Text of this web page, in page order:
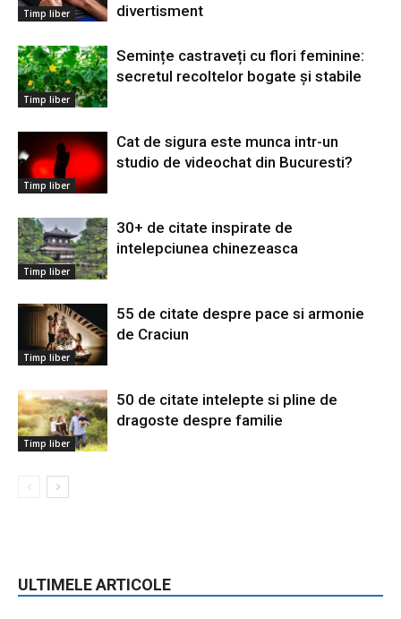
Timp liber
divertisment
Timp liber
Semințe castraveți cu flori feminine:
secretul recoltelor bogate și stabile
Timp liber
Cat de sigura este munca intr-un
studio de videochat din Bucuresti?
Timp liber
30+ de citate inspirate de
intelepciunea chinezeasca
Timp liber
55 de citate despre pace si armonie
de Craciun
Timp liber
50 de citate intelepte si pline de
dragoste despre familie
ULTIMELE ARTICOLE